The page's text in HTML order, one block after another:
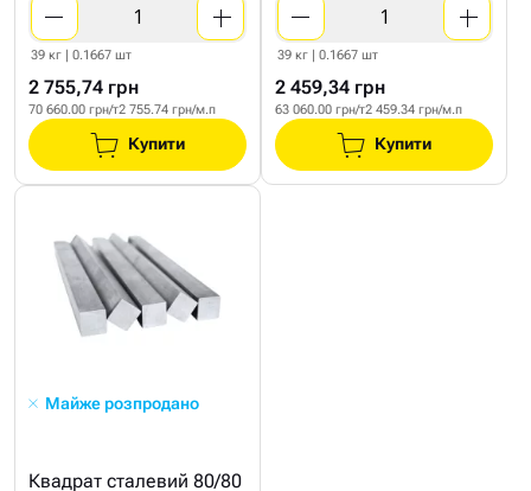
39 кг | 0.1667 шт
2 755,74 грн
70 660.00 грн/т2 755.74 грн/м.п
Купити
39 кг | 0.1667 шт
2 459,34 грн
63 060.00 грн/т2 459.34 грн/м.п
Купити
Майже розпродано
Квадрат сталевий 80/80